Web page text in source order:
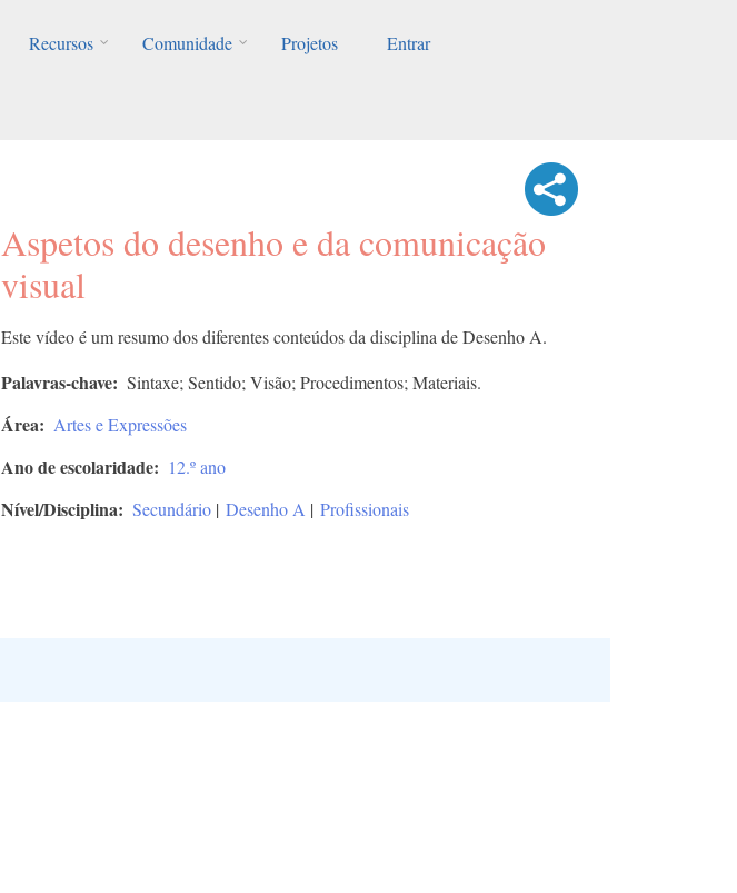
Recursos
Comunidade Projetos Entrar
Aspetos do desenho e da comunicação
visual
Este vídeo é um resumo dos diferentes conteúdos da disciplina de Desenho A.
Palavras-chave Sintaxe; Sentido; Visão; Procedimentos; Materiais.
Área Artes e Expressões
Ano de escolaridade 12.º ano
Nível/Disciplina Secundário | Desenho A | Profissionais